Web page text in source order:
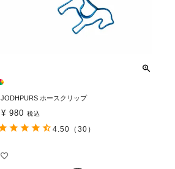
JODHPURS ホースクリップ
¥ 980 税込
4.50 （30）